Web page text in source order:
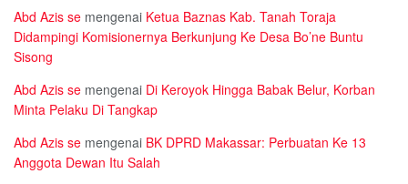
Abd Azis se mengenai Ketua Baznas Kab. Tanah Toraja
Didampingi Komisionernya Berkunjung Ke Desa Bo’ne Buntu
Sisong
Abd Azis se mengenai Di Keroyok Hingga Babak Belur, Korban
Minta Pelaku Di Tangkap
Abd Azis se mengenai BK DPRD Makassar: Perbuatan Ke 13
Anggota Dewan Itu Salah